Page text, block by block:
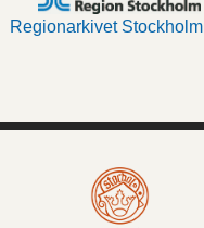
Regionarkivet Stockholm